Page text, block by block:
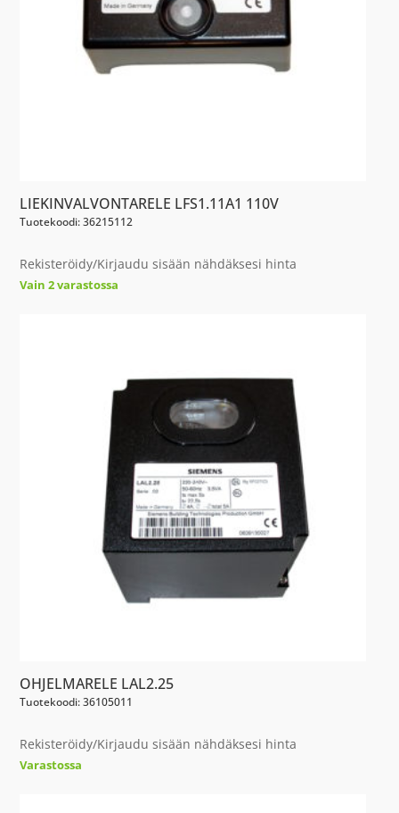
LIEKINVALVONTARELE LFS1.11A1 110V
Tuotekoodi: 36215112
Rekisteröidy/Kirjaudu sisään nähdäksesi hinta
Vain 2 varastossa
OHJELMARELE LAL2.25
Tuotekoodi: 36105011
Rekisteröidy/Kirjaudu sisään nähdäksesi hinta
Varastossa